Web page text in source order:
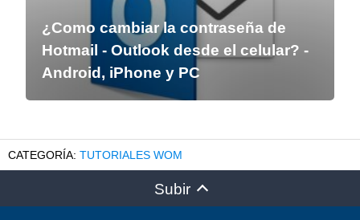
¿Como cambiar la contraseña de
Hotmail - Outlook desde el celular? -
Android, iPhone y PC
TUTORIALES WOM
Subir